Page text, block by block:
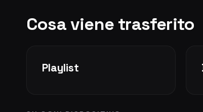
Cosa viene trasferito
Playlist